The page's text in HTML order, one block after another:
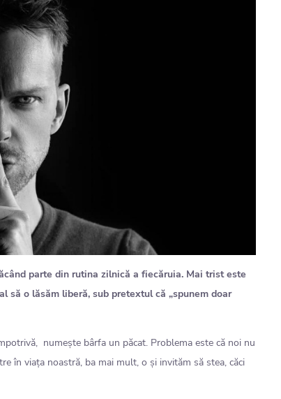
parte din rutina zilnică a fiecăruia. Mai trist este
să o lăsăm liberă, sub pretextul că „spunem doar
numește bârfa un păcat. Problema este că noi nu
în viața noastră, ba mai mult, o și invităm să stea, căci